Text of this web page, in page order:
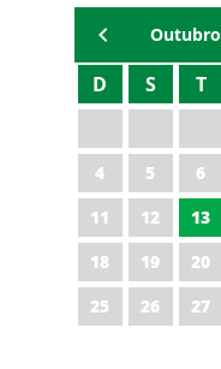
Outubro
D S T
4
5 6
11
12 13
18
19 20
25
26 27